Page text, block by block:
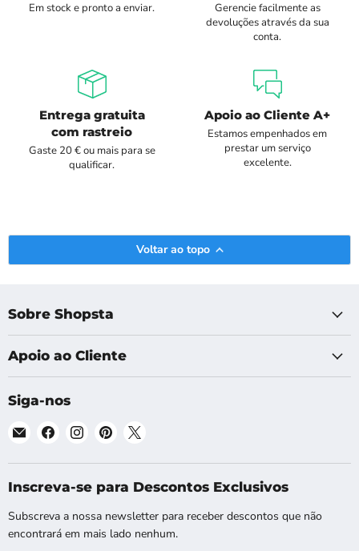
Em stock e pronto a enviar.
Gerencie facilmente as
devoluções através da sua
conta.
Entrega gratuita
com rastreio
Gaste 20 € ou mais para se
qualificar.
Apoio ao Cliente A+
Estamos empenhados em
prestar um serviço
excelente.
Voltar ao topo
Sobre Shopsta
Apoio ao Cliente
Siga-nos
Email
EU
Encontre-
no
Facebook
Encontre-
no
Instagram
Encontre-
no
Pinterest
no
X
Inscreva-se para Descontos Exclusivos
Subscreva a nossa newsletter para receber descontos que não
encontrará em mais lado nenhum.